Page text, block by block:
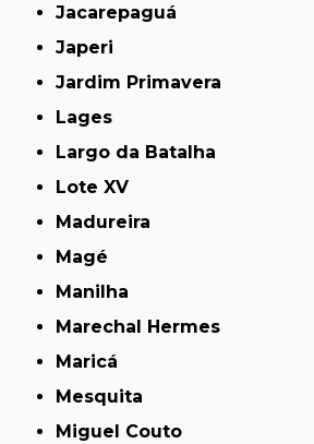
Jacarepaguá
Japeri
Jardim Primavera
Lages
Largo da Batalha
Lote XV
Madureira
Magé
Manilha
Marechal Hermes
Maricá
Mesquita
Miguel Couto